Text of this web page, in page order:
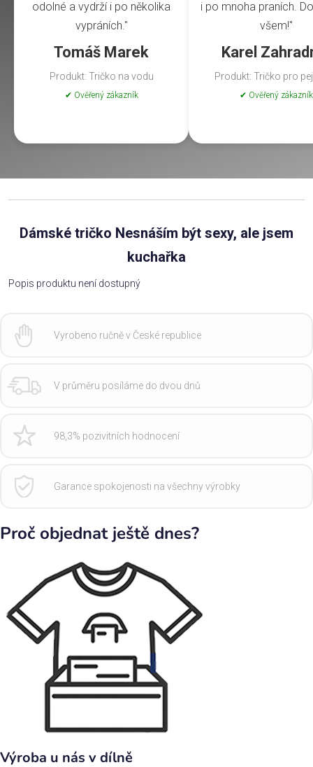
odolné a vydrží i po několika
vypráních."
Tomáš Marek
Produkt: Tričko na vodu
✔ Ověřený zákazník
i po mnoha praních.
všem!"
Karel
Produkt: Tričko pro
✔ Ověřený zákazník
Dámské tričko Nesnáším být sexy, ale jsem
kuchařka
Popis produktu není dostupný
Vyrobeno ručně v České republice
V průměru posíláme do dvou dnů
98,3% pozivitních hodnocení
Garance spokojenosti na všechny výrobky
Proč objednat ještě dnes?
Výroba u nás v dílně